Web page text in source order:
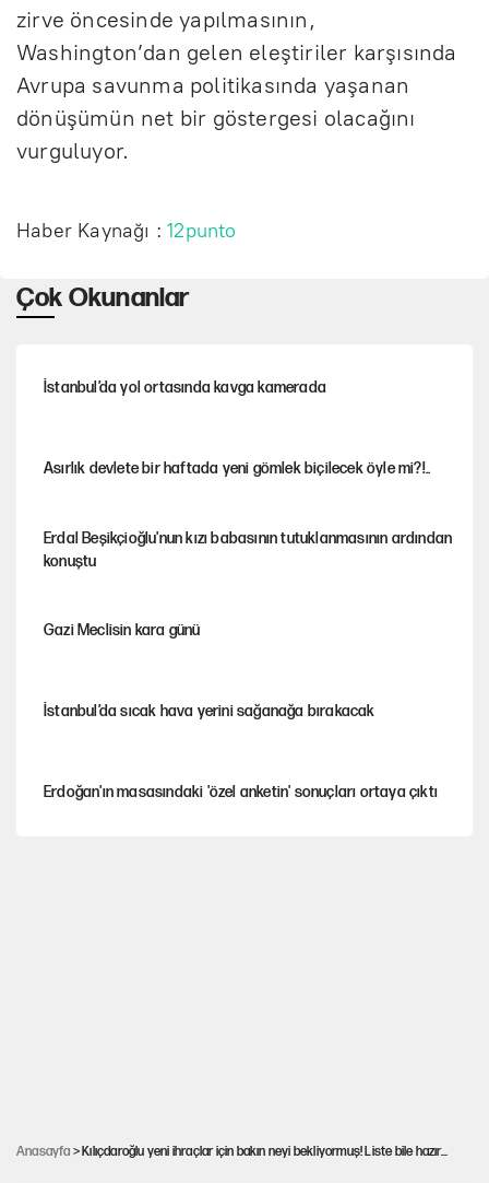
zirve öncesinde yapılmasının,
Washington’dan gelen eleştiriler karşısında
Avrupa savunma politikasında yaşanan
dönüşümün net bir göstergesi olacağını
vurguluyor.
Haber Kaynağı :12punto
Çok Okunanlar
İstanbul’da yol ortasında kavga kamerada
Asırlık devlete bir haftada yeni gömlek biçilecek öyle mi?!..
Erdal Beşikçioğlu'nun kızı babasının tutuklanmasının ardından
konuştu
Gazi Meclisin kara günü
İstanbul’da sıcak hava yerini sağanağa bırakacak
Erdoğan'ın masasındaki 'özel anketin' sonuçları ortaya çıktı
Anasayfa > Kılıçdaroğlu yeni ihraçlar için bakın neyi bekliyormuş! Liste bile hazır...